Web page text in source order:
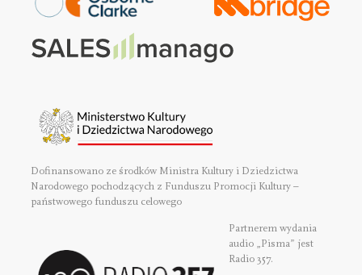
Dofinansowano ze środków Ministra Kultury i Dziedzictwa
Narodowego pochodzących z Funduszu Promocji Kultury –
państwowego funduszu celowego
Partnerem wydania
audio „Pisma” jest
Radio 357.